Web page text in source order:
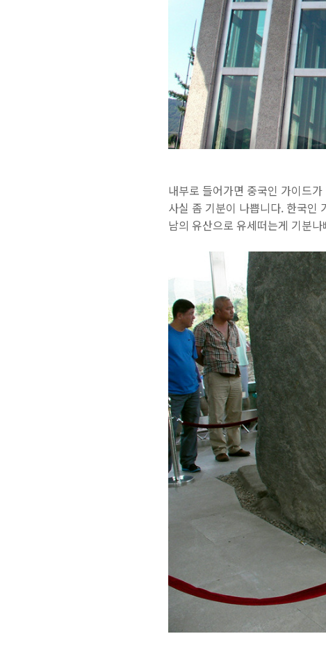
내부로 들어가면 중국인 가이드
사실 좀 기분이 나쁩니다. 한국인
남의 유산으로 유세떠는게 기분